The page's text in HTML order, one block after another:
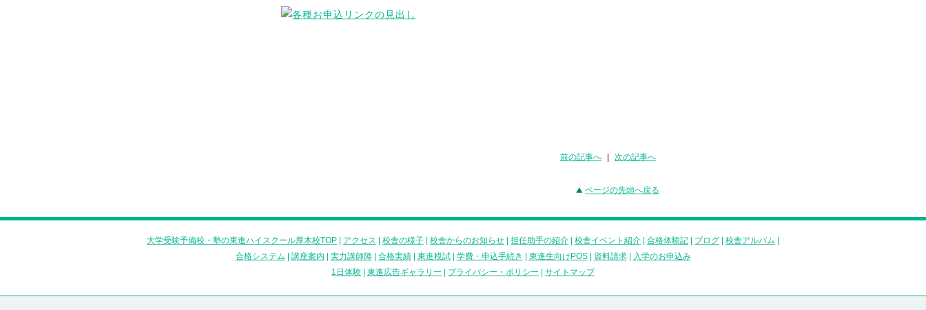
前の記事へ 次の記事へ
ページの先頭へ戻る
大学受験予備校・塾の東進ハイスクール厚木校TOP アクセス 校舎の様子 校舎からのお知らせ 担任助手の紹介 校舎イベント紹介 合格体験記 ブログ 校舎アルバム
合格システム
講座案内 実力講師陣| 合格実績| 東進模試| 学費・申込手続き 東進生向けPOS| 資料請求|
入学のお申込み
1日体験
東進広告ギャラリー プライバシー・ポリシー サイトマップ